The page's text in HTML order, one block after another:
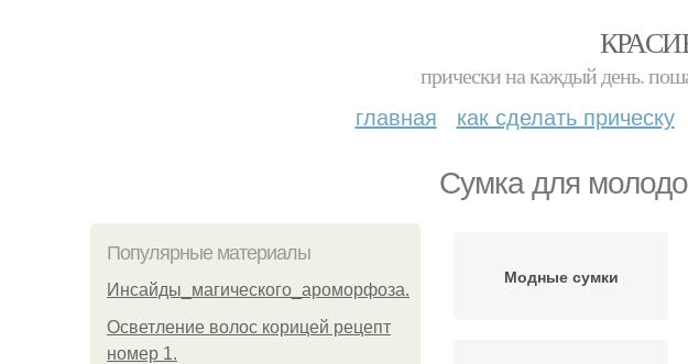
прически на каждый день.
главная как сделать прическу
Сумка для
Популярные материалы
Инсайды_магического_ароморфоза.
Осветление волос корицей рецепт
номер 1.
Модные сумки